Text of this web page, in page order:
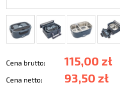
Cena brutto: 115,00 zł
Cena netto: 93,50 zł